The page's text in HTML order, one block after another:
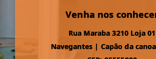
Venha nos
Rua Maraba 3210 Loja 01
Navegantes | Capão da canoa